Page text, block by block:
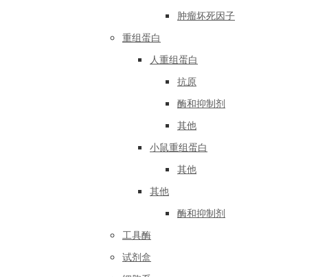
肿瘤坏死因子
重组蛋白
人重组蛋白
抗原
酶和抑制剂
其他
小鼠重组蛋白
其他
其他
酶和抑制剂
工具酶
试剂盒